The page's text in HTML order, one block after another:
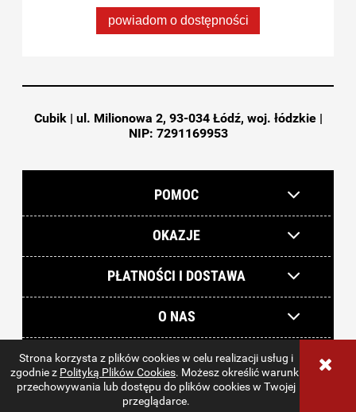
Strona korzysta z plików cookies w celu realizacji usług i
zgodnie z Polityką Plików Cookies. Możesz określić warunki
przechowywania lub dostępu do plików cookies w Twojej
przeglądarce.
powiadom o dostępności
Cubik | ul. Milionowa 2, 93-034 Łódź, woj. łódzkie |
NIP: 7291169953
POMOC
OKAZJE
PŁATNOŚCI I DOSTAWA
O NAS
sklep internetowy Shoper.pl
pokaż pełną wersję strony